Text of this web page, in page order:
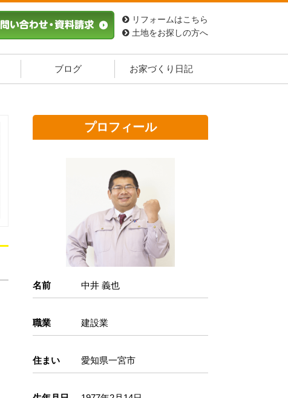
リフォームはこちら
土地をお探しの方へ
ブログ お家づくり日記
プロフィール
名前 中井 義也
職業 建設業
住まい 愛知県一宮市